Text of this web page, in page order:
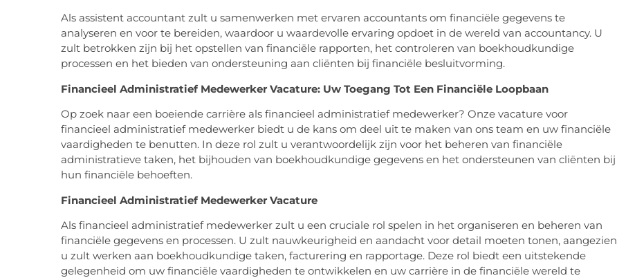
Als assistent accountant zult u samenwerken met ervaren accountants om financiële gegevens te
analyseren en voor te bereiden, waardoor u waardevolle ervaring opdoet in de wereld van accountancy. U
zult betrokken zijn bij het opstellen van financiële rapporten, het controleren van boekhoudkundige
processen en het bieden van ondersteuning aan cliënten bij financiële besluitvorming.
Financieel Administratief Medewerker Vacature: Uw Toegang Tot Een Financiële Loopbaan
Op zoek naar een boeiende carrière als financieel administratief medewerker? Onze vacature voor
financieel administratief medewerker biedt u de kans om deel uit te maken van ons team en uw financiële
vaardigheden te benutten. In deze rol zult u verantwoordelijk zijn voor het beheren van financiële
administratieve taken, het bijhouden van boekhoudkundige gegevens en het ondersteunen van cliënten bij
hun financiële behoeften.
Financieel Administratief Medewerker Vacature
Als financieel administratief medewerker zult u een cruciale rol spelen in het organiseren en beheren van
financiële gegevens en processen. U zult nauwkeurigheid en aandacht voor detail moeten tonen, aangezien
u zult werken aan boekhoudkundige taken, facturering en rapportage. Deze rol biedt een uitstekende
gelegenheid om uw financiële vaardigheden te ontwikkelen en uw carrière in de financiële wereld te